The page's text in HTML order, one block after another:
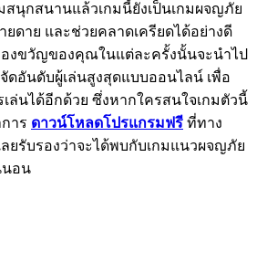
นุกสนานแล้วเกมนี้ยังเป็นเกมผจญภัย
ยดาย และช่วยคลาดเครียดได้อย่างดี
องขวัญของคุณในแต่ละครั้งนั้นจะนำไป
ดอันดับผู้เล่นสูงสุดแบบออนไลน์ เพื่อ
ล่นได้อีกด้วย ซึ่งหากใครสนใจเกมตัวนี้
าร ดาวน์โหลดโปรแกรมฟรี ที่ทาง
ยรับรองว่าจะได้พบกับเกมแนวผจญภัย
นอน